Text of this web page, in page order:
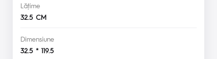
Lăţime
32.5 CM
Dimensiune
32.5 * 119.5